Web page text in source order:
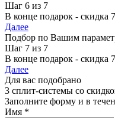
Шаг 6 из 7
В конце подарок - скидка
Далее
Подбор по Вашим
Шаг 7 из 7
В конце подарок - скидка
Далее
Для вас подобрано
3 сплит-системы со
Заполните форму и в
Имя *